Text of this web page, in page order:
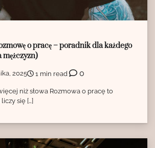
o pracę – poradnik dla każdego
2025 1 min read 0
niż słowa Rozmowa o pracę to
się […]